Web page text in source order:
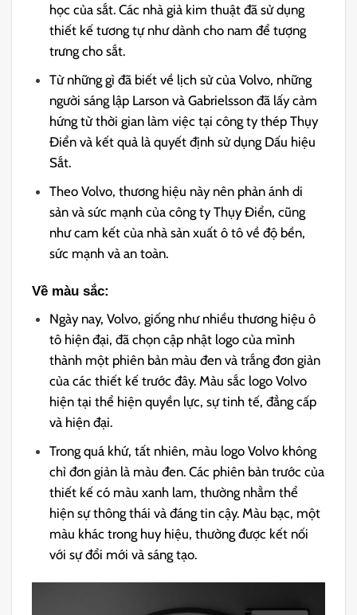
học của sắt. Các nhà giả kim thuật đã sử dụng
thiết kế tương tự như dành cho nam để tượng
trưng cho sắt.
Từ những gì đã biết về lịch sử của Volvo, những
người sáng lập Larson và Gabrielsson đã lấy cảm
hứng từ thời gian làm việc tại công ty thép Thụy
Điển và kết quả là quyết định sử dụng Dấu hiệu
Sắt.
Theo Volvo, thương hiệu này nên phản ánh di
sản và sức mạnh của công ty Thụy Điển, cũng
như cam kết của nhà sản xuất ô tô về độ bền,
sức mạnh và an toàn.
Về màu sắc:
Ngày nay, Volvo, giống như nhiều thương hiệu ô
tô hiện đại, đã chọn cập nhật logo của mình
thành một phiên bản màu đen và trắng đơn giản
của các thiết kế trước đây. Màu sắc logo Volvo
hiện tại thể hiện quyền lực, sự tinh tế, đẳng cấp
và hiện đại.
Trong quá khứ, tất nhiên, màu logo Volvo không
chỉ đơn giản là màu đen. Các phiên bản trước của
thiết kế có màu xanh lam, thường nhằm thể
hiện sự thông thái và đáng tin cậy. Màu bạc, một
màu khác trong huy hiệu, thường được kết nối
với sự đổi mới và sáng tạo.